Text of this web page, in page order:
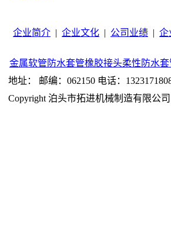
企业简介 | 企业文化 | 公司业绩 | 企
金属软管 防水套管橡胶接头柔性防水套
地址： 邮编：062150 电话：
Copyright 泊头市拓进机械制造有限公司